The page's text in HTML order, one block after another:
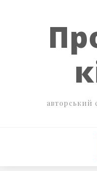
авторський